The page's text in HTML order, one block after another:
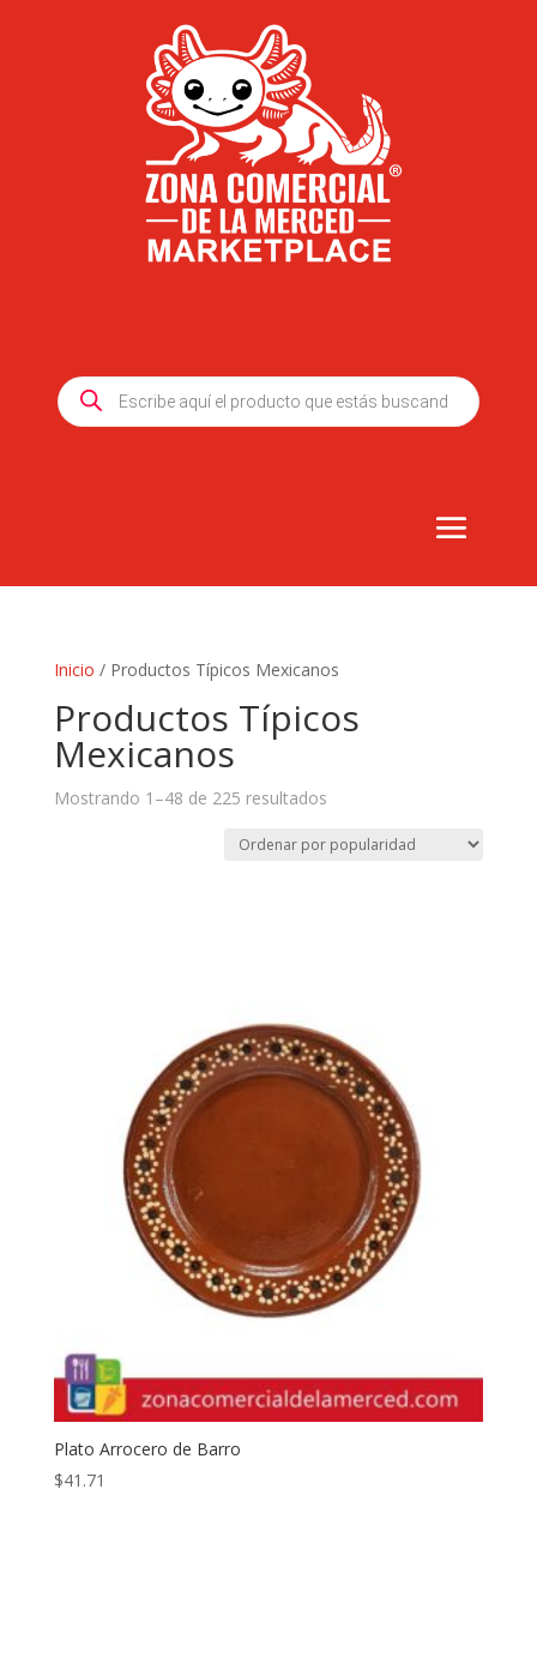
Products
search
Inicio / Productos Típicos Mexicanos
Productos Típicos
Mexicanos
Mostrando 1–48 de 225 resultados
Plato Arrocero de Barro
$41.71